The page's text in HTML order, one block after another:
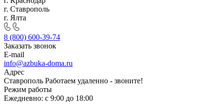
г. Ставрополь
г. Ялта
8 (800) 600-39-74
Заказать звонок
E-mail
info@azbuka-doma.ru
Адрес
Ставрополь Работаем удаленно - звоните!
Режим работы
Ежедневно: с 9:00 до 18:00